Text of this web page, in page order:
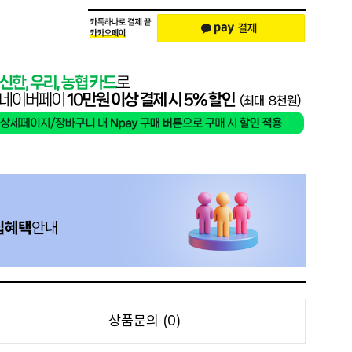
상품문의 (0)